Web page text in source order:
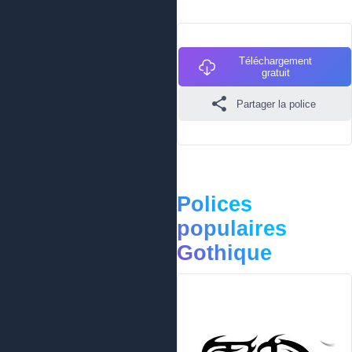
Téléchargement
gratuit
Partager la police
Polices
populaires
Gothique